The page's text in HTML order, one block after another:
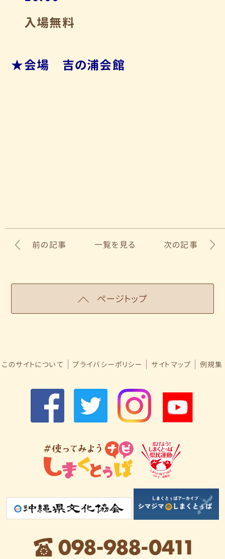
入場無料
★会場 吉の浦会館
前の記事 一覧を見る 次の記事
ページトップ
このサイトについて プライバシーポリシー サイトマップ 例規集